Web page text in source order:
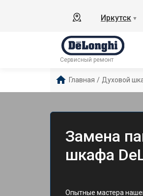
Иркутск ▼
Сервисный ремонт
Главная / Духовой
Замена
шкафа
Опытные мастера